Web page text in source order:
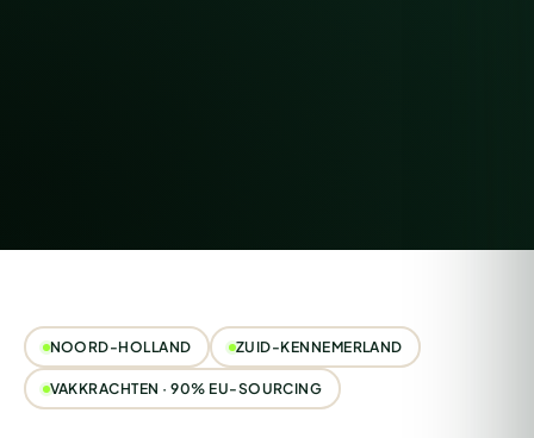
NOORD-HOLLAND ZUID-KENNEMERLAND
VAKKRACHTEN · 90% EU-SOURCING